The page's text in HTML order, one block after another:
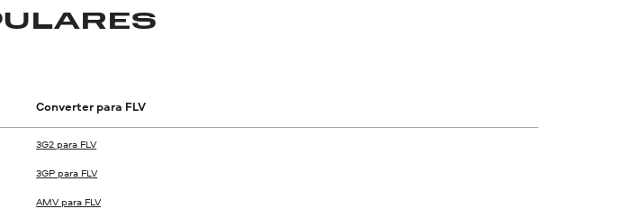
Converter para FLV
3G2 para FLV
3GP para FLV
AMV para FLV